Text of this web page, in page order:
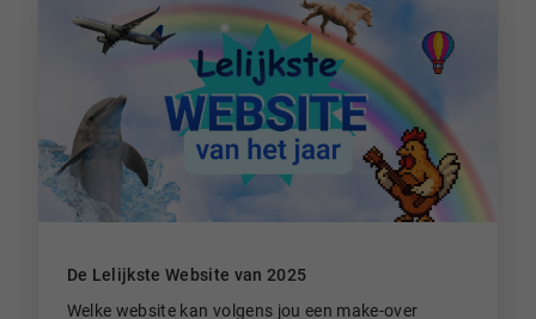
De Lelijkste Website van 2025
Welke website kan volgens jou een make-over